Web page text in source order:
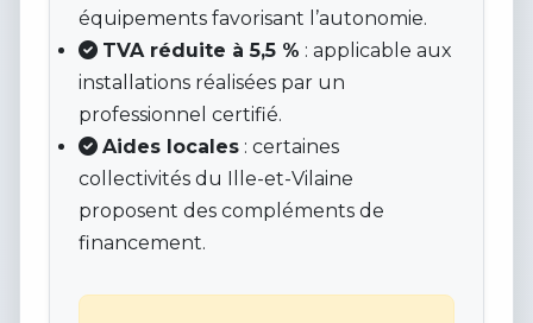
équipements favorisant l’autonomie.
TVA réduite à 5,5 % : applicable aux
installations réalisées par un
professionnel certifié.
Aides locales : certaines
collectivités du Ille-et-Vilaine
proposent des compléments de
financement.